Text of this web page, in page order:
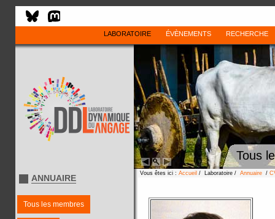
LABORATOIRE ÉVÈNEMENTS RECHERCHE
Tous
ANNUAIRE
Tous les membres
Vous êtes ici : Accueil / Laboratoire / Annuaire /